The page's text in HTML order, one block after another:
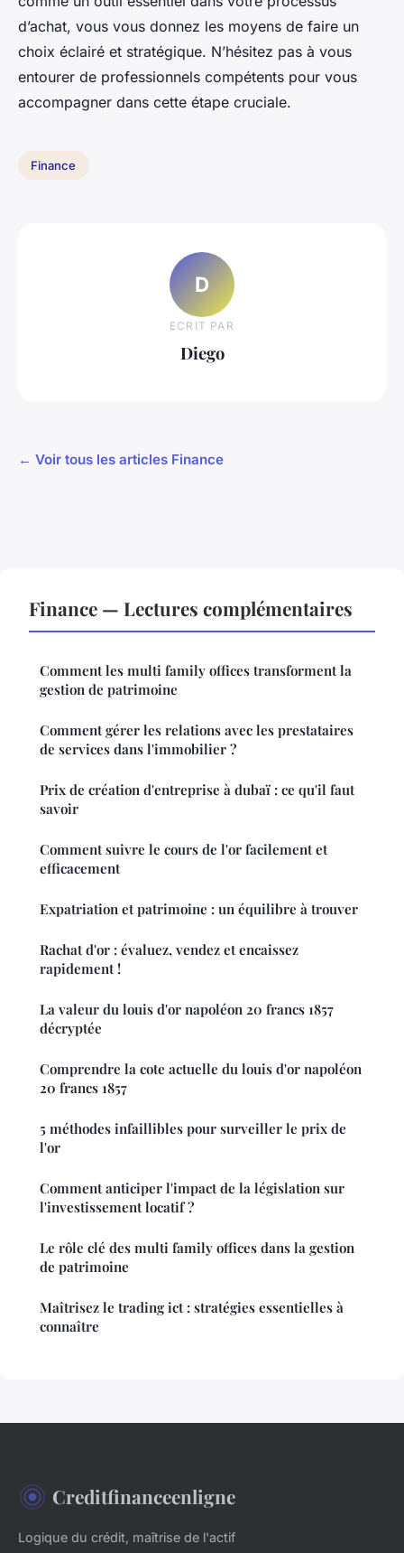
d’achat, vous vous donnez les moyens de faire un
choix éclairé et stratégique. N’hésitez pas à vous
entourer de professionnels compétents pour vous
accompagner dans cette étape cruciale.
Finance
D
ECRIT PAR
Diego
← Voir tous les articles Finance
Finance — Lectures complémentaires
Comment les multi family offices transforment la
gestion de patrimoine
Comment gérer les relations avec les prestataires
de services dans l'immobilier ?
Prix de création d'entreprise à dubaï : ce qu'il faut
savoir
Comment suivre le cours de l'or facilement et
efficacement
Expatriation et patrimoine : un équilibre à trouver
Rachat d'or : évaluez, vendez et encaissez
rapidement !
La valeur du louis d'or napoléon 20 francs 1857
décryptée
Comprendre la cote actuelle du louis d'or napoléon
20 francs 1857
5 méthodes infaillibles pour surveiller le prix de
l'or
Comment anticiper l'impact de la législation sur
l'investissement locatif ?
Le rôle clé des multi family offices dans la gestion
de patrimoine
Maîtrisez le trading ict : stratégies essentielles à
connaître
Creditfinanceenligne
Logique du crédit, maîtrise de l'actif